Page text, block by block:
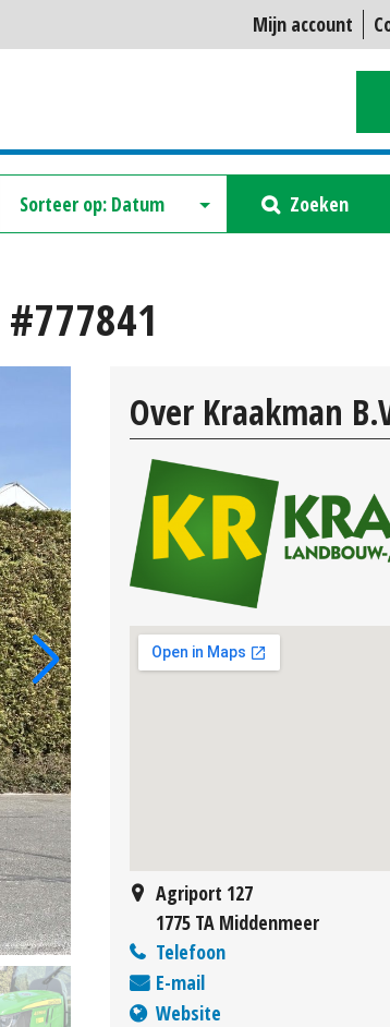
Mijn account
Zoeken
#777841
Over Kraakman
Agriport 127
1775 TA Middenmeer
Telefoon
E-mail
Website